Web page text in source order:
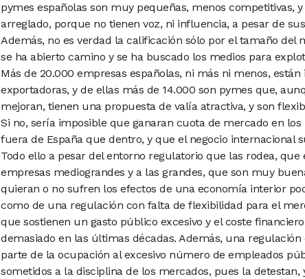
pymes españolas son muy pequeñas, menos competitivas, y
arreglado, porque no tienen voz, ni influencia, a pesar de
Además, no es verdad la calificación sólo por el tamaño del
se ha abierto camino y se ha buscado los medios para
Más de 20.000 empresas españolas, ni más ni menos,
exportadoras, y de ellas más de 14.000 son pymes que,
mejoran, tienen una propuesta de valía atractiva, y son
Si no, sería imposible que ganaran cuota de mercado en los
fuera de España que dentro, y que el negocio internacional
Todo ello a pesar del entorno regulatorio que las rodea,
empresas mediograndes y a las grandes, que son muy
quieran o no sufren los efectos de una economía interior
como de una regulación con falta de flexibilidad para el
que sostienen un gasto público excesivo y el coste financiero
demasiado en las últimas décadas. Además, una regulación
parte de la ocupación al excesivo número de empleados
sometidos a la disciplina de los mercados, pues la detestan,